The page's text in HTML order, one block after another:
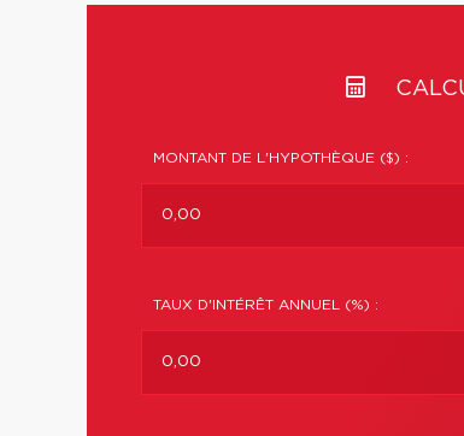
MONTANT DE L'HYPOTHÈQUE ($) :
TAUX D'INTÉRÊT ANNUEL (%) :